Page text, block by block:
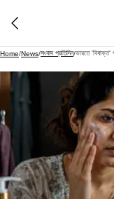
Home/News/সংবাদ প্রতিদিন/ভারতে 'বিষাক্ত'